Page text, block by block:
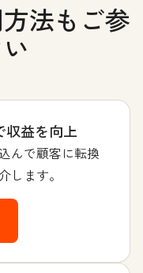
法もご参
収益を向上
んで顧客に転換
します。